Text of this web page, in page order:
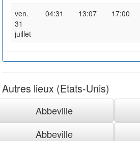
ven.
31
juillet
04:31 13:07 17:00
Autres lieux (Etats-Unis)
Abbeville
Abbeville